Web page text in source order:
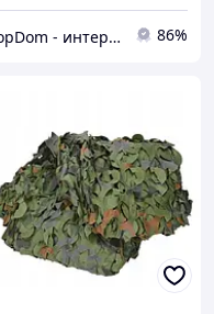
TopDom - интернет магазин топовых товаров для дома и офиса 86%